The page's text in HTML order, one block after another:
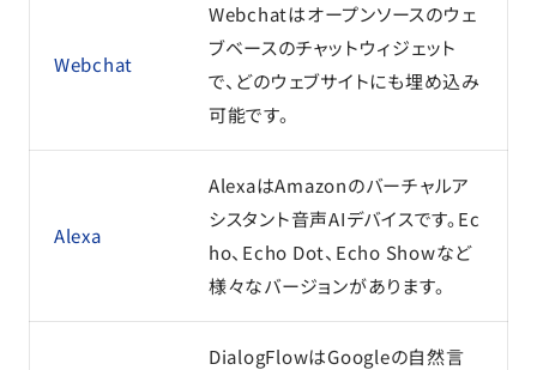
Webchat
Webchatはオープンソースのウェ
ブベースのチャットウィジェット
で、どのウェブサイトにも埋め込み
可能です。
Alexa
AlexaはAmazonのバーチャルア
シスタント音声AIデバイスです。Ec
ho、Echo Dot、Echo Showなど
様々なバージョンがあります。
DialogFlowはGoogleの自然言